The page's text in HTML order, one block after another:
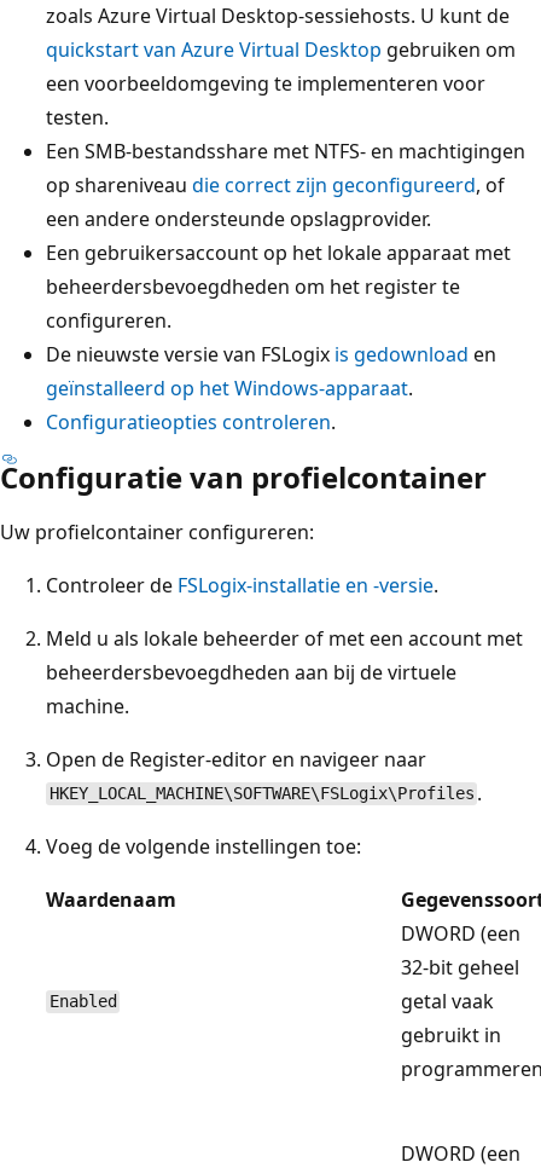
zoals Azure Virtual Desktop-sessiehosts. U kunt de
quickstart van Azure Virtual Desktop gebruiken om
een voorbeeldomgeving te implementeren voor
testen.
Een SMB-bestandsshare met NTFS- en machtigingen
op shareniveau die correct zijn geconfigureerd, of
een andere ondersteunde opslagprovider.
Een gebruikersaccount op het lokale apparaat met
beheerdersbevoegdheden om het register te
configureren.
De nieuwste versie van FSLogix is gedownload en
geïnstalleerd op het Windows-apparaat.
Configuratieopties controleren.
Configuratie van profielcontainer
Uw profielcontainer configureren:
Controleer de FSLogix-installatie en -versie.
Meld u als lokale beheerder of met een account met
beheerdersbevoegdheden aan bij de virtuele
machine.
Open de Register-editor en navigeer naar
HKEY_LOCAL_MACHINE\SOFTWARE\FSLogix\Profiles .
Voeg de volgende instellingen toe:
Waardenaam
Enabled
DWORD (een
32-bit geheel
getal vaak
gebruikt in
DWORD (een